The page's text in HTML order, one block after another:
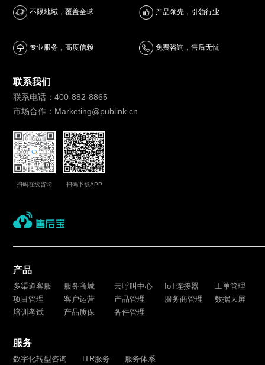
不限地域，覆盖全球 产品领先，引领行业
专业服务，高度信赖 免费咨询，售后无忧
联系我们
联系电话：400-882-8865
市场合作：Marketing@publink.cn
扫码在线咨询 扫码下载APP
产品
多渠道客服 服务商城 云呼叫中心 IoT连接器
工单管理
项目管理
客户运营 产品管理 服务商管理
数据大屏
培训考试
产品质保 备件管理
服务
数字化转型咨询 ITR服务 服务体系